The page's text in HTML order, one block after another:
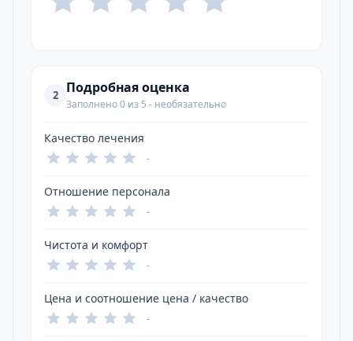
2 Подробная оценка
Заполнено 0 из 5 - необязательно
Качество лечения
-
Отношение персонала
-
Чистота и комфорт
-
Цена и соотношение цена / качество
-